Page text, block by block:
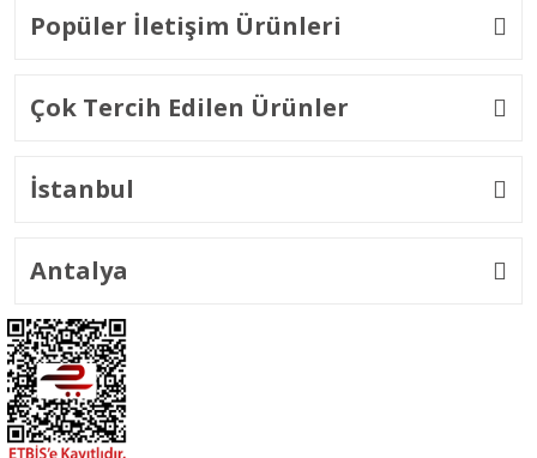
Popüler İletişim Ürünleri
Çok Tercih Edilen Ürünler
İstanbul
Antalya